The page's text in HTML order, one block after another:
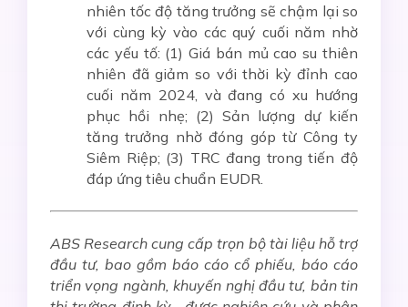
nhiên tốc độ tăng trưởng sẽ chậm lại so
với cùng kỳ vào các quý cuối năm nhờ
các yếu tố: (1) Giá bán mủ cao su thiên
nhiên đã giảm so với thời kỳ đỉnh cao
cuối năm 2024, và đang có xu hướng
phục hồi nhẹ; (2) Sản lượng dự kiến
tăng trưởng nhờ đóng góp từ Công ty
Siêm Riệp; (3) TRC đang trong tiến độ
đáp ứng tiêu chuẩn EUDR.
ABS Research cung cấp trọn bộ tài liệu hỗ trợ
đầu tư, bao gồm báo cáo cổ phiếu, báo cáo
triển vọng ngành, khuyến nghị đầu tư, bản tin